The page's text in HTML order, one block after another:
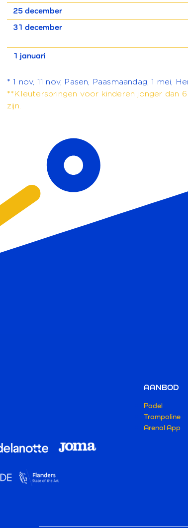
25 december
31 december
1 januari
* 1 nov, 11 nov, Pasen, Paasmaandag, 1 mei,
**Kleuterspringen voor kinderen jonger dan
zijn.
AANBOD
Padel
Trampoline
Arenal App